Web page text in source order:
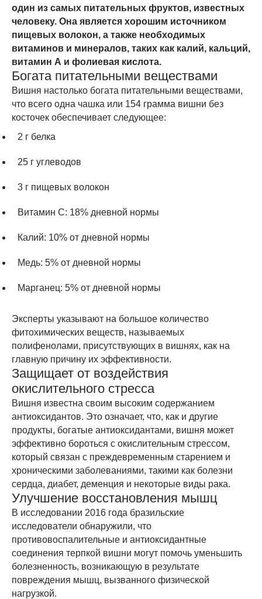
один из самых питательных фруктов, известных
человеку. Она является хорошим источником
пищевых волокон, а также необходимых
витаминов и минералов, таких как калий, кальций,
витамин А и фолиевая кислота.
Богата питательными веществами
Вишня настолько богата питательными веществами,
что всего одна чашка или 154 грамма вишни без
косточек обеспечивает следующее:
2 г белка
25 г углеводов
3 г пищевых волокон
Витамин C: 18% дневной нормы
Калий: 10% от дневной нормы
Медь: 5% от дневной нормы
Марганец: 5% от дневной нормы
Эксперты указывают на большое количество
фитохимических веществ, называемых
полифенолами, присутствующих в вишнях, как на
главную причину их эффективности.
Защищает от воздействия
окислительного стресса
Вишня известна своим высоким содержанием
антиоксидантов. Это означает, что, как и другие
продукты, богатые антиоксидантами, вишня может
эффективно бороться с окислительным стрессом,
который связан с преждевременным старением и
хроническими заболеваниями, такими как болезни
сердца, диабет, деменция и некоторые виды рака.
Улучшение восстановления мышц
В исследовании 2016 года бразильские
исследователи обнаружили, что
противовоспалительные и антиоксидантные
соединения терпкой вишни могут помочь уменьшить
болезненность, возникающую в результате
повреждения мышц, вызванного физической
нагрузкой.